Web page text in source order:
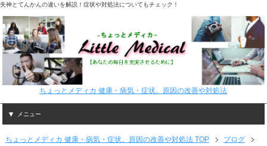
失神とてんかんの違いを解説！症状や対処法についてもチェック！
ちょっとメディカ 健康・病気・症状。原因の改善や対処法
メニュー
ちょっとメディカ 健康・病気・症状。原因の改善や対処法 TOP
ブログ